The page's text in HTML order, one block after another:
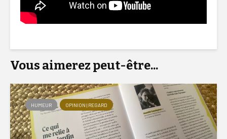
Vous aimerez peut-être...
HUMEUR OPINION | REGARD